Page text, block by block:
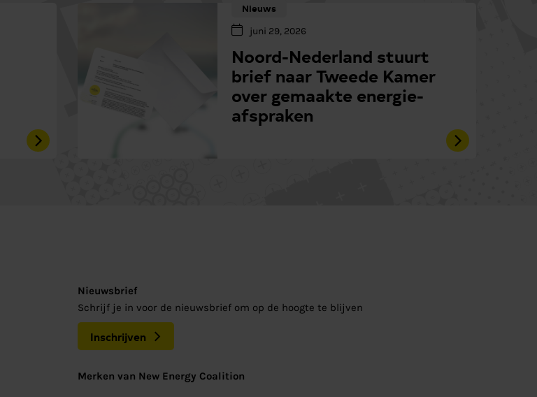
Nieuws
juni 29, 2026
Noord-Nederland stuurt
brief naar Tweede Kamer
over gemaakte energie-
afspraken
Nieuwsbrief
Schrijf je in voor de nieuwsbrief om op de hoogte te blijven
Inschrijven
Merken van New Energy Coalition